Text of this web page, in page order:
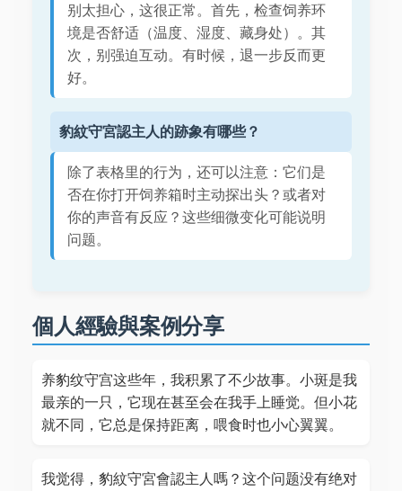
别太担心，这很正常。首先，检查饲养环
境是否舒适（温度、湿度、藏身处）。其
次，别强迫互动。有时候，退一步反而更
好。
豹紋守宮認主人的跡象有哪些？
除了表格里的行为，还可以注意：它们是
否在你打开饲养箱时主动探出头？或者对
你的声音有反应？这些细微变化可能说明
问题。
個人經驗與案例分享
养豹纹守宫这些年，我积累了不少故事。小斑是我
最亲的一只，它现在甚至会在我手上睡觉。但小花
就不同，它总是保持距离，喂食时也小心翼翼。
我觉得，豹紋守宮會認主人嗎？这个问题没有绝对